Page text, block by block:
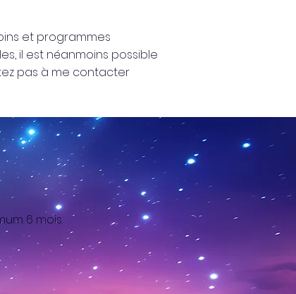
et programmes
il est néanmoins possible
pas à me contacter
6 mois.